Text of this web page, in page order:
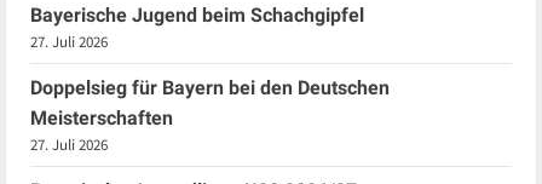
Bayerische Jugend beim Schachgipfel
27. Juli 2026
Doppelsieg für Bayern bei den Deutschen
Meisterschaften
27. Juli 2026